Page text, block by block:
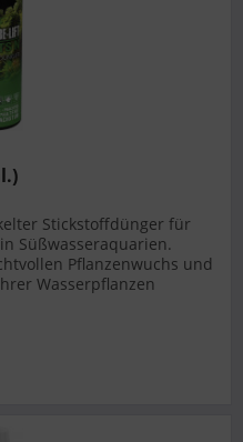
Stickstoffdünger für
Süßwasseraquarien.
Pflanzenwuchs und
Wasserpflanzen